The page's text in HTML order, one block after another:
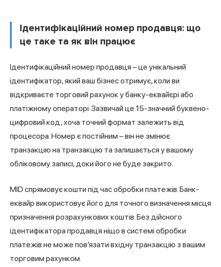
Ідентифікаційний номер продавця: що
це таке та як він працює
Ідентифікаційний номер продавця – це унікальний
ідентифікатор, який ваш бізнес отримує, коли ви
відкриваєте торговий рахунок у банку-еквайєрі або
платіжному операторі. Зазвичай це 15-значний буквено-
цифровий код, хоча точний формат залежить від
процесора. Номер є постійним – він не змінює
транзакцію на транзакцію та залишається у вашому
обліковому записі, доки його не буде закрито.
MID спрямовує кошти під час обробки платежів. Банк-
еквайр використовує його для точного визначення місця
призначення розрахункових коштів. Без дійсного
ідентифікатора продавця ніщо в системі обробки
платежів не може пов’язати вхідну транзакцію з вашим
торговим рахунком.